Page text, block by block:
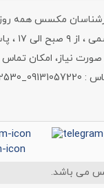
مکسس همه
الی ۱۷ ، پاسخگوی شما هستند.
صورت نیاز، امکان تماس
می باشد.